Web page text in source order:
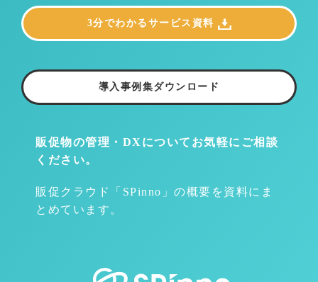
販促物の管理・DXについて お気軽にご相談
ください。
販促クラウド「SPinno」の概要を資料にま
とめています。
3分でわかるサービス資料
導入事例集ダウンロード